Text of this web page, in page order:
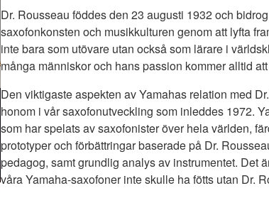
Dr. Rousseau föddes den 23 augusti 1932 och
saxofonkonsten och musikkulturen genom att lyfta
inte bara som utövare utan också som lärare i
många människor och hans passion kommer alltid
Den viktigaste aspekten av Yamahas relation med
honom i vår saxofonutveckling som inleddes 1972.
som har spelats av saxofonister över hela världen,
prototyper och förbättringar baserade på Dr.
pedagog, samt grundlig analys av instrumentet. Det
våra Yamaha-saxofoner inte skulle ha fötts utan Dr.